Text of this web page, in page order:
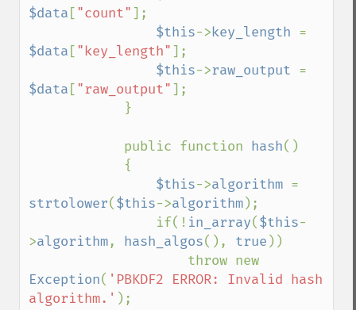
$data [ "count"];
$this->key_length
$data [ "key_length"];
$this->raw_output
$data [ "raw_output"];
            public function
hash()
$this->algorithm
strtolower($this->algorithm);
                if(!
in_array($this-
>algorithm, hash_algos(), true ))
Exception( 'PBKDF2 ERROR: Invalid hash
algorithm.' );